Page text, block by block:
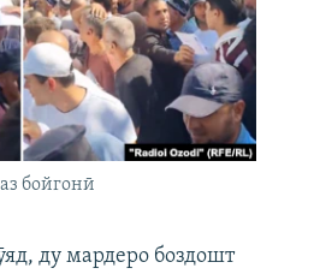
бойгонӣ
ду мардеро боздошт